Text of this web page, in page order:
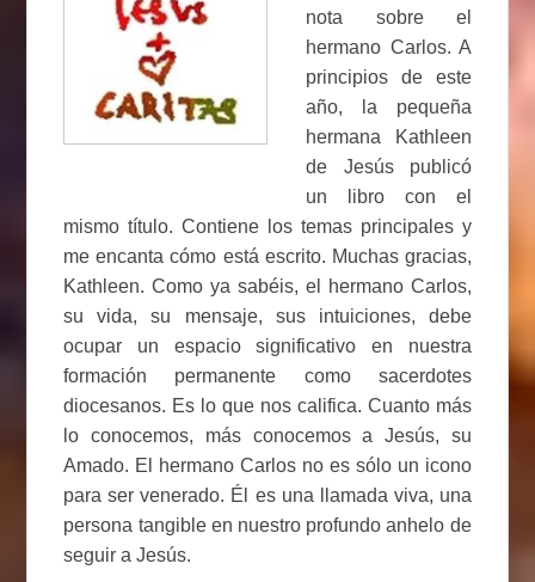
nota sobre el
hermano Carlos. A
principios de este
año, la pequeña
hermana Kathleen
de Jesús publicó
un libro con el
mismo título. Contiene los temas principales y
me encanta cómo está escrito. Muchas gracias,
Kathleen. Como ya sabéis, el hermano Carlos,
su vida, su mensaje, sus intuiciones, debe
ocupar un espacio significativo en nuestra
formación permanente como sacerdotes
diocesanos. Es lo que nos califica. Cuanto más
lo conocemos, más conocemos a Jesús, su
Amado. El hermano Carlos no es sólo un icono
para ser venerado. Él es una llamada viva, una
persona tangible en nuestro profundo anhelo de
seguir a Jesús.